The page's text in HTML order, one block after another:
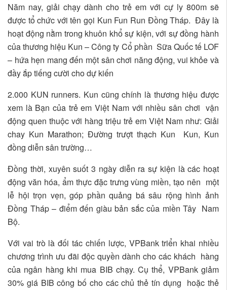
Năm nay, giải chạy dành cho trẻ em với cự ly 800m sẽ
được tổ chức với tên gọi Kun Fun Run Đồng Tháp. Đây là
hoạt động nằm trong khuôn khổ sự kiện, với sự đồng hành
của thương hiệu Kun – Công ty Cổ phần Sữa Quốc tế LOF
– hứa hẹn mang đến một sân chơi năng động, vui khỏe và
đầy ắp tiếng cười cho dự kiến
2.000 KUN runners. Kun cũng chính là thương hiệu được
xem là Bạn của trẻ em Việt Nam với nhiều sân chơi vận
động quen thuộc với hàng triệu trẻ em Việt Nam như: Giải
chay Kun Marathon; Đường trượt thạch Kun Kun, Kun
đồng diễn sân trường…
Đồng thời, xuyên suốt 3 ngày diễn ra sự kiện là các hoạt
động văn hóa, ẩm thực đặc trưng vùng miền, tạo nên một
lễ hội trọn vẹn, góp phần quảng bá sâu rộng hình ảnh
Đồng Tháp – điểm đến giàu bản sắc của miền Tây Nam
Bộ.
Với vai trò là đối tác chiến lược, VPBank triển khai nhiều
chương trình ưu đãi độc quyền dành cho các khách hàng
của ngân hàng khi mua BIB chạy. Cụ thể, VPBank giảm
30% giá BIB công bố cho các chủ thẻ tín dụng hoặc thẻ